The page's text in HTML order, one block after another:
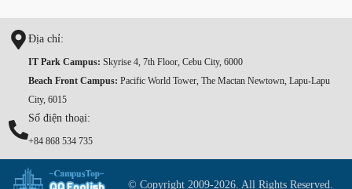
Địa chỉ:
IT Park Campus: Skyrise 4, 7th Floor, Cebu City, 6000
Beach Front Campus: Pacific World Tower, The Mactan Newtown, Lapu-Lapu
City, 6015
Số điện thoại:
+84 868 534 735
© Copyright 2009-2026. All Rights Reserved.